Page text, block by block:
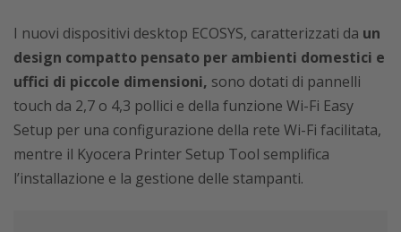
I nuovi dispositivi desktop ECOSYS, caratterizzati da un
design compatto pensato per ambienti domestici e
uffici di piccole dimensioni, sono dotati di pannelli
touch da 2,7 o 4,3 pollici e della funzione Wi-Fi Easy
Setup per una configurazione della rete Wi-Fi facilitata,
mentre il Kyocera Printer Setup Tool semplifica
l’installazione e la gestione delle stampanti.